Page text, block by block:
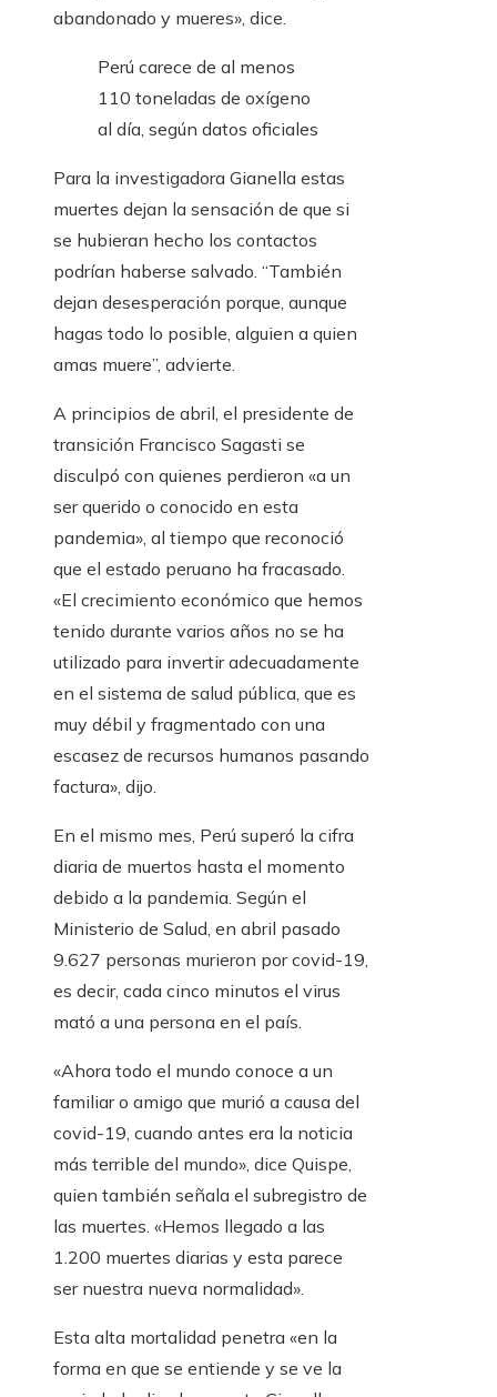
abandonado y mueres», dice.
Perú carece de al menos
110 toneladas de oxígeno
al día, según datos oficiales
Para la investigadora Gianella estas
muertes dejan la sensación de que si
se hubieran hecho los contactos
podrían haberse salvado. “También
dejan desesperación porque, aunque
hagas todo lo posible, alguien a quien
amas muere”, advierte.
A principios de abril, el presidente de
transición Francisco Sagasti se
disculpó con quienes perdieron «a un
ser querido o conocido en esta
pandemia», al tiempo que reconoció
que el estado peruano ha fracasado.
«El crecimiento económico que hemos
tenido durante varios años no se ha
utilizado para invertir adecuadamente
en el sistema de salud pública, que es
muy débil y fragmentado con una
escasez de recursos humanos pasando
factura», dijo.
En el mismo mes, Perú superó la cifra
diaria de muertos hasta el momento
debido a la pandemia. Según el
Ministerio de Salud, en abril pasado
9.627 personas murieron por covid-19,
es decir, cada cinco minutos el virus
mató a una persona en el país.
«Ahora todo el mundo conoce a un
familiar o amigo que murió a causa del
covid-19, cuando antes era la noticia
más terrible del mundo», dice Quispe,
quien también señala el subregistro de
las muertes. «Hemos llegado a las
1.200 muertes diarias y esta parece
ser nuestra nueva normalidad».
Esta alta mortalidad penetra «en la
forma en que se entiende y se ve la